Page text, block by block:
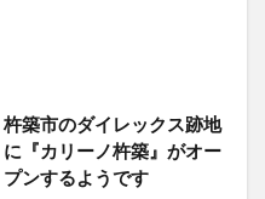
杵築市のダイレックス跡地
に『カリーノ杵築』がオー
プンするようです